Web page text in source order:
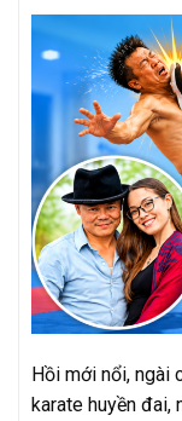
Hồi mới nổi, ngài
karate huyền đai,